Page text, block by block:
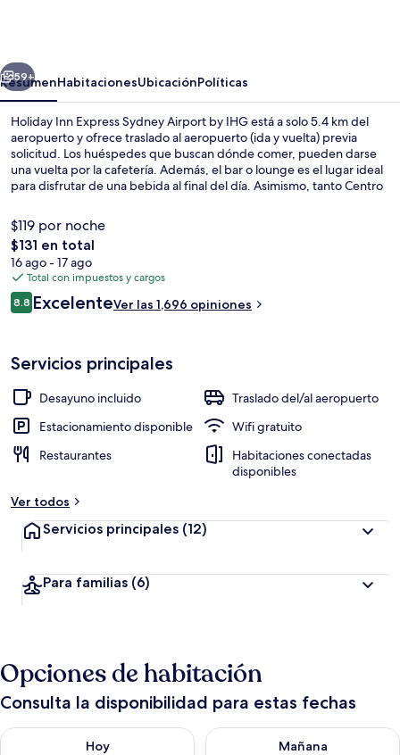
Airport
by
IHG
Siguiente
59+
ResumenHabitacionesUbicaciónPolíticas
Holiday Inn Express Sydney Airport by IHG está a solo 5.4 km del
aeropuerto y ofrece traslado al aeropuerto (ida y vuelta) previa
solicitud. Los huéspedes que buscan dónde comer, pueden darse
una vuelta por la cafetería. Además, el bar o lounge es el lugar ideal
para disfrutar de una bebida al final del día. Asimismo, tanto Centro
están a solo unos minutos en auto. A otros visitantes les encantan las
amenidades y características como el personal amable y el
desayuno. La propiedad está a una corta distancia a pie de algunas
opciones de transporte público: Estación Mascot está a 11 minutos.
$119 por noche
El
precio
total
es
de
$131 en total
16 ago - 17 ago
Total con impuestos y cargos
Opiniones
8.88.8 de 10,
ExcelenteVer las 1,696 opiniones
Servicios principales
Desayuno incluido
Traslado del/al aeropuerto
Estacionamiento disponible
Wifi gratuito
Restaurantes
Habitaciones conectadas
disponibles
Ver todos
Servicios principales (12)
Para familias (6)
Opciones de habitación
Consulta la disponibilidad para estas fechas
Hoy
Consulta la disponibilidad para hoy ago 6 - ago 7
Mañana
Consulta la disponibilidad